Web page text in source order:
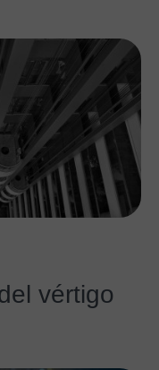
vértigo